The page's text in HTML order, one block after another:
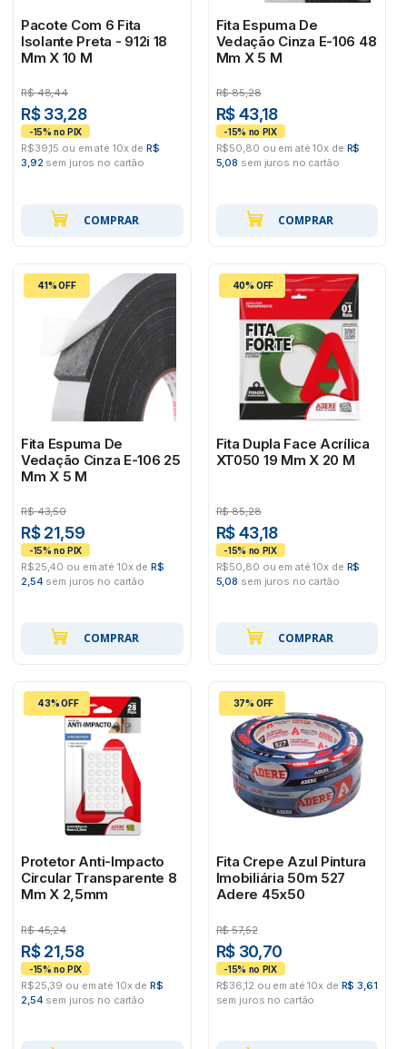
Pacote Com 6 Fita
Isolante Preta - 912i 18
Mm X 10 M
R$ 48,44
R$ 33,28
R$39,15 ou em até 10x de R$
3,92 sem juros no cartão
COMPRAR
Fita Espuma De
Vedação Cinza E-106 48
Mm X 5 M
R$ 85,28
R$ 43,18
R$50,80 ou em até 10x de R$
5,08 sem juros no cartão
COMPRAR
41% OFF
Fita Espuma De
Vedação Cinza E-106 25
Mm X 5 M
R$ 43,50
R$ 21,59
R$25,40 ou em até 10x de R$
2,54 sem juros no cartão
COMPRAR
40% OFF
Fita Dupla Face Acrílica
XT050 19 Mm X 20 M
R$ 85,28
R$ 43,18
R$50,80 ou em até 10x de R$
5,08 sem juros no cartão
COMPRAR
43% OFF
Protetor Anti-Impacto
Circular Transparente 8
Mm X 2,5mm
R$ 45,24
R$ 21,58
R$25,39 ou em até 10x de R$
2,54 sem juros no cartão
37% OFF
Fita Crepe Azul Pintura
Imobiliária 50m 527
Adere 45x50
R$ 57,52
R$ 30,70
R$36,12 ou em até 10x de R$ 3,61
sem juros no cartão